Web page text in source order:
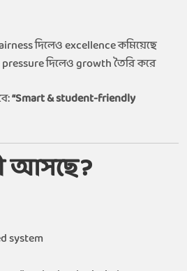
দিলেও excellence কমিয়েছে
দিলেও growth তৈরি করে
“Smart & student-friendly
আসছে?
system